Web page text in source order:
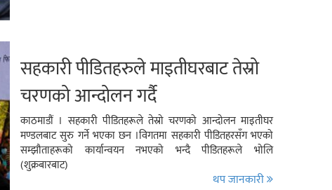
सहकारी पीडितहरुले माइतीघरबाट तेस्रो
चरणको आन्दोलन गर्दै
काठमाडौं । सहकारी पीडितहरूले तेस्रो चरणको आन्दोलन माइतीघर
मण्डलबाट सुरु गर्ने भएका छन ।विगतमा सहकारी पीडितहरसँग भएको
सम्झौताहरूको कार्यान्वयन नभएको भन्दै पीडितहरूले भोलि
(शुक्रबारबाट)
थप जानकारी